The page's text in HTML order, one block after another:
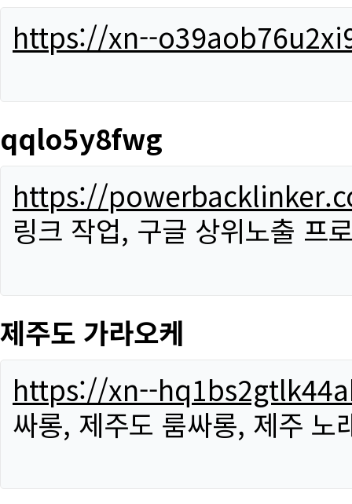
https://xn--
qqlo5y8fwg
https://
링크 작업, 구글 상위노출 프
제주도 가라오케
https://xn--
싸롱, 제주도 룸싸롱, 제주 노